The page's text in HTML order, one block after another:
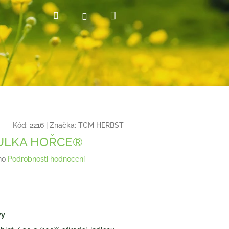
HledatPřihlášení
košík
Kód: 2216 Značka: TCM HERBST
HOŘCE®
Podrobnosti hodnocení